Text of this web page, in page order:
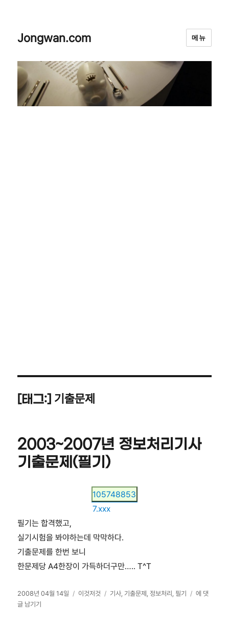
Jongwan.com 메뉴
[태그:] 기출문제
2003~2007년 정보처리기사
기출문제(필기)
105748853
7.xxx
필기는 합격했고,
실기시험을 봐야하는데 막막하다.
기출문제를 한번 보니
한문제당 A4한장이 가득하더구만….. T^T
작
성
2008년 04월 14일
카
이것저것
태
기사,기출문제 ,정보처리 ,필기
에 댓
글 남기기